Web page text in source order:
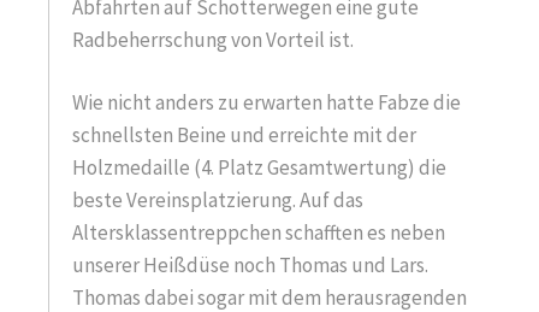
Abfahrten auf Schotterwegen eine gute
Radbeherrschung von Vorteil ist.
Wie nicht anders zu erwarten hatte Fabze die
schnellsten Beine und erreichte mit der
Holzmedaille (4. Platz Gesamtwertung) die
beste Vereinsplatzierung. Auf das
Altersklassentreppchen schafften es neben
unserer Heißdüse noch Thomas und Lars.
Thomas dabei sogar mit dem herausragenden